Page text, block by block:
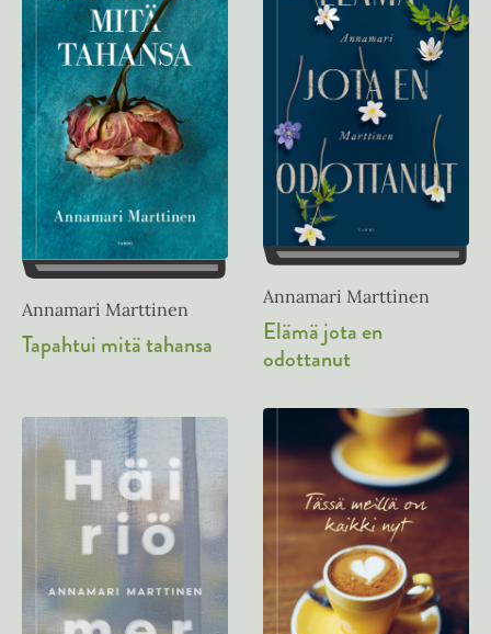
Annamari Marttinen
Tapahtui mitä tahansa
Annamari Marttinen
Elämä jota en
odottanut